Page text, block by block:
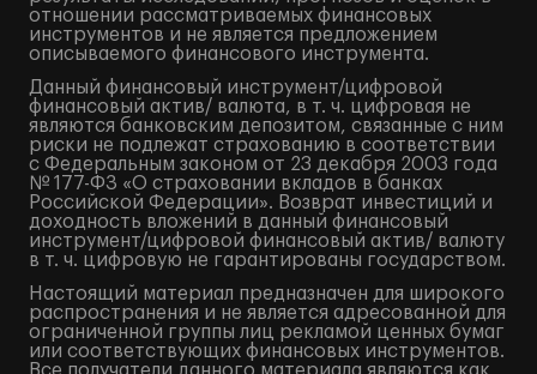
отношении рассматриваемых финансовых
инструментов и не является предложением
описываемого финансового инструмента.
Данный финансовый инструмент/цифровой
финансовый актив/ валюта, в т. ч. цифровая не
являются банковским депозитом, связанные с ним
риски не подлежат страхованию в соответствии
с Федеральным законом от 23 декабря 2003 года
№ 177-ФЗ «О страховании вкладов в банках
Российской Федерации». Возврат инвестиций и
доходность вложений в данный финансовый
инструмент/цифровой финансовый актив/ валюту
в т. ч. цифровую не гарантированы государством.
Настоящий материал предназначен для широкого
распространения и не является адресованной для
ограниченной группы лиц рекламой ценных бумаг
или соответствующих финансовых инструментов.